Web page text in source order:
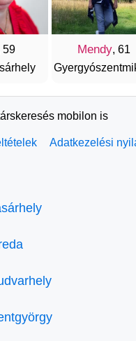
59
Mendy, 61
mobilon is
Adatkezelési